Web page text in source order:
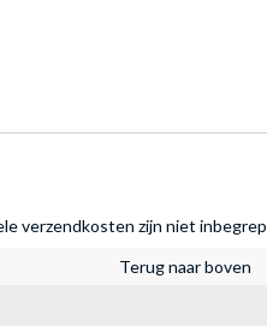
verzendkosten zijn niet
Terug naar boven